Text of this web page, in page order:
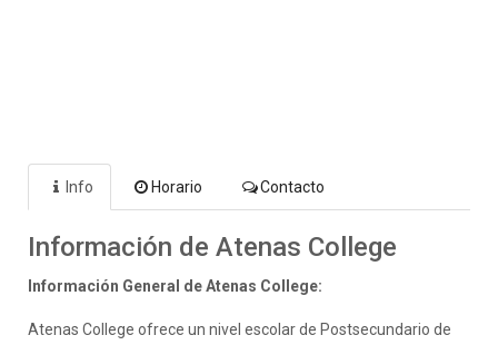
Info Horario Contacto
Información de Atenas College
Información General de Atenas College:
Atenas College ofrece un nivel escolar de Postsecundario de